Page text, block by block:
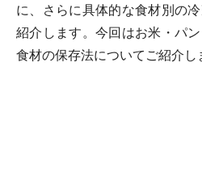
に、さらに具体的な食材別の
紹介します。今回はお米・パ
食材の保存法についてご紹介し